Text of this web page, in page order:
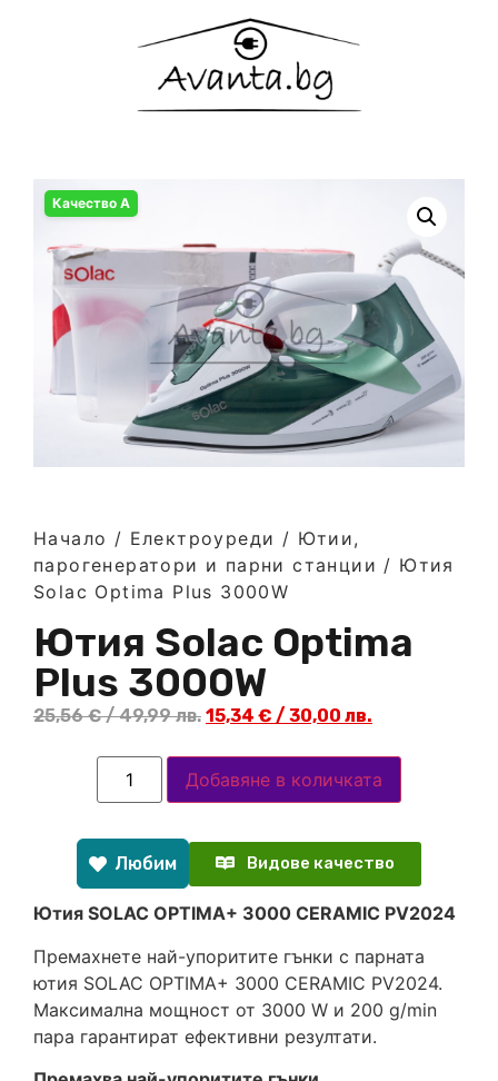
Качество А
Начало / Електроуреди / Ютии,
парогенератори и парни станции / Ютия
Solac Optima Plus 3000W
Ютия Solac Optima
Plus 3000W
25,56€/ 49,99 лв. 15,34 € / 30,00 лв.
Добавяне в количката
Любим Видове качество
Ютия SOLAC OPTIMA+ 3000 CERAMIC PV2024
Премахнете най-упоритите гънки с парната
ютия SOLAC OPTIMA+ 3000 CERAMIC PV2024.
Максимална мощност от 3000 W и 200 g/min
пара гарантират ефективни резултати.